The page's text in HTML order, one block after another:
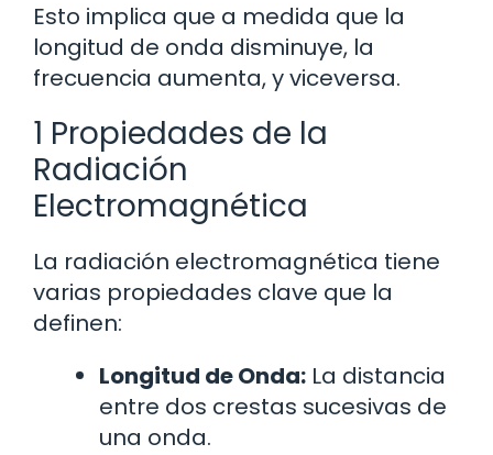
Esto implica que a medida que la
longitud de onda disminuye, la
frecuencia aumenta, y viceversa.
1 Propiedades de la
Radiación
Electromagnética
La radiación electromagnética tiene
varias propiedades clave que la
definen:
Longitud de Onda: La distancia
entre dos crestas sucesivas de
una onda.